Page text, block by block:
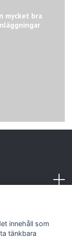
mycket bra
innehåll som
tänkbara